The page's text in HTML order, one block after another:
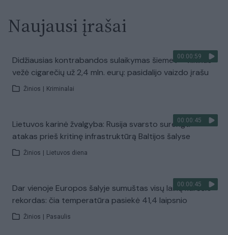
Naujausi įrašai
00:00:59
Didžiausias kontrabandos sulaikymas šiemet – vilkikas
vežė cigarečių už 2,4 mln. eurų: pasidalijo vaizdo įrašu
Žinios Kriminalai
00:00:45
Lietuvos karinė žvalgyba: Rusija svarsto surengti
atakas prieš kritinę infrastruktūrą Baltijos šalyse
Žinios Lietuvos diena
00:00:45
Dar vienoje Europos šalyje sumuštas visų laikų karščio
rekordas: čia temperatūra pasiekė 41,4 laipsnio
Žinios Pasaulis